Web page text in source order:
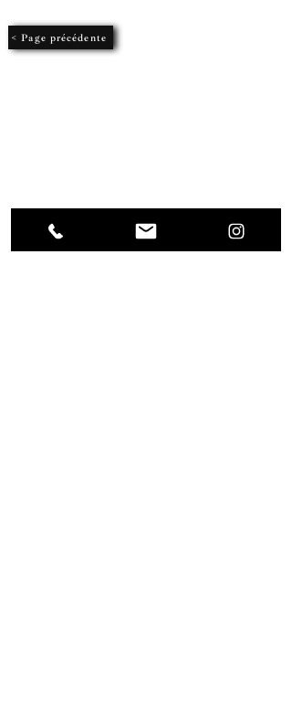
< Page précédente